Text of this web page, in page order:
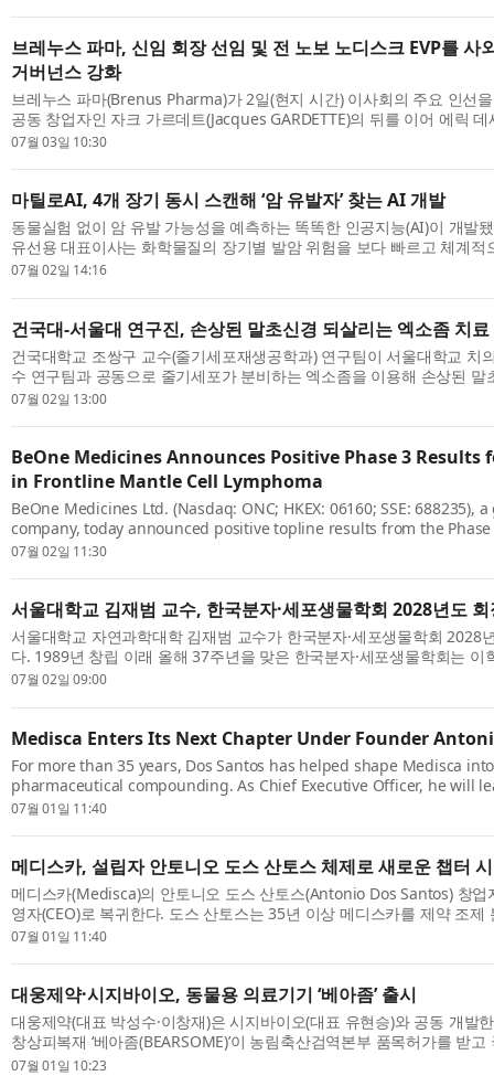
브레누스 파마, 신임 회장 선임 및 전 노보 노디스크 EVP를 사
거버넌스 강화
브레누스 파마(Brenus Pharma)가 2일(현지 시간) 이사회의 주요 인선
공동 창업자인 자크 가르데트(Jacques GARDETTE)의 뒤를 이어 에릭
DESSERTENNE)을 사장 겸 이사회 의장으로 선임했으며, 자크 가르데
07월 03일 10:30
마틸로AI, 4개 장기 동시 스캔해 ‘암 유발자’ 찾는 AI 개발
동물실험 없이 암 유발 가능성을 예측하는 똑똑한 인공지능(AI)이 개발
유선용 대표이사는 화학물질의 장기별 발암 위험을 보다 빠르고 체계적
혁신적인 독성 예측 기술을 구축했다고 밝혔다. 기존에는 새로운 화학
07월 02일 14:16
건국대-서울대 연구진, 손상된 말초신경 되살리는 엑소좀 치
건국대학교 조쌍구 교수(줄기세포재생공학과) 연구팀이 서울대학교 치
수 연구팀과 공동으로 줄기세포가 분비하는 엑소좀을 이용해 손상된 말
재생시키는 새로운 치료 기술을 개발했다. 엑소좀은 중간엽줄기세포가
07월 02일 13:00
BeOne Medicines Announces Positive Phase 3 Results
in Frontline Mantle Cell Lymphoma
BeOne Medicines Ltd. (Nasdaq: ONC; HKEX: 06160; SSE: 688235),
company, today announced positive topline results from the Phase
study (BGB-3111-306; NCT04002297 ) evaluating foundational
07월 02일 11:30
서울대학교 김재범 교수, 한국분자·세포생물학회 2028년도
서울대학교 자연과학대학 김재범 교수가 한국분자·세포생물학회 2028
다. 1989년 창립 이래 올해 37주년을 맞은 한국분자·세포생물학회는 이
식품학, 의약학 등 생명과학 전 분야를 아우르는 국내 대표 학술단체다.
07월 02일 09:00
Medisca Enters Its Next Chapter Under Founder
For more than 35 years, Dos Santos has helped shape Medisca
pharmaceutical compounding. As Chief Executive Officer, he will
long-term strategy, with a focus on expanding Medisca’s global
07월 01일 11:40
메디스카, 설립자 안토니오 도스 산토스 체제로 새로운 챕터
메디스카(Medisca)의 안토니오 도스 산토스(Antonio Dos Santos) 창업
영자(CEO)로 복귀한다. 도스 산토스는 35년 이상 메디스카를 제약 조제
로 성장시키는 데 핵심적인 역할을 해왔다. 그는 앞으로 메디스카의 글
07월 01일 11:40
대웅제약·시지바이오, 동물용 의료기기 ‘베아좀’ 출시
대웅제약(대표 박성수·이창재)은 시지바이오(대표 유현승)와 공동 개발
창상피복재 ‘베아좀(BEARSOME)’이 농림축산검역본부 품목허가를 받
시됐다고 1일 밝혔다. 대웅제약은 올해 초 반려견 아토피 신약 품목허가
07월 01일 10:23